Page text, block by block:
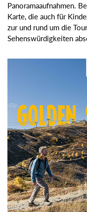
Panoramaaufnahmen.
Karte, die auch für
zur und rund um die
Sehenswürdigkeiten